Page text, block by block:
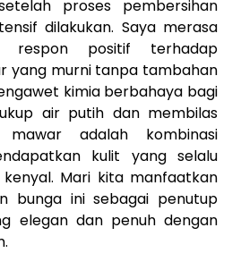
proses pembersihan
dilakukan. Saya merasa
respon positif terhadap
yang murni tanpa tambahan
kimia berbahaya bagi
air putih dan membilas
adalah kombinasi
kulit yang selalu
Mari kita manfaatkan
bunga ini sebagai penutup
elegan dan penuh dengan